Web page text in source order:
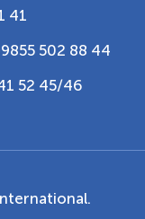
41
502 88 44
52 45/46
.